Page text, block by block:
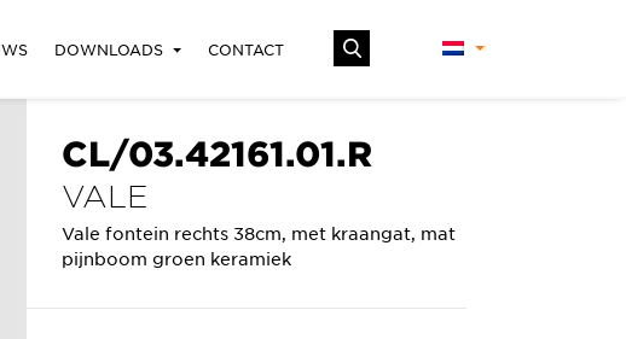
DOWNLOADS CONTACT
CL/03.42161.01.R
VALE
Vale fontein rechts 38cm, met kraangat, mat
pijnboom groen keramiek